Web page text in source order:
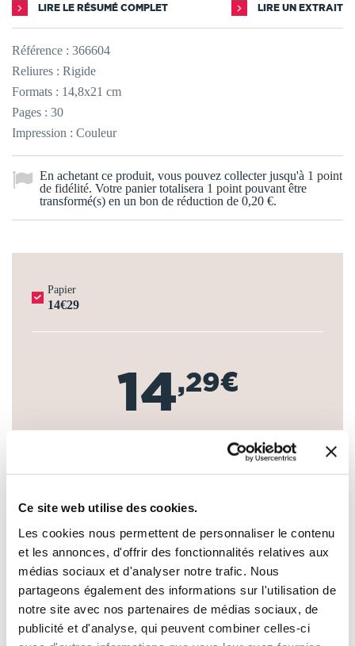
Ce site web utilise des cookies.
Les cookies nous permettent de personnaliser le contenu
et les annonces, d'offrir des fonctionnalités relatives aux
médias sociaux et d'analyser notre trafic. Nous
partageons également des informations sur l'utilisation de
notre site avec nos partenaires de médias sociaux, de
publicité et d'analyse, qui peuvent combiner celles-ci
LIRE LE RÉSUMÉ COMPLET LIRE UN EXTRAIT
Référence : 366604
Reliures : Rigide
Formats : 14,8x21 cm
Pages : 30
Impression : Couleur
En achetant ce produit, vous pouvez collecter jusqu'à 1 point
de fidélité. Votre panier totalisera 1 point pouvant être
transformé(s) en un bon de réduction de 0,20 €.
Papier
14€29
14,29€